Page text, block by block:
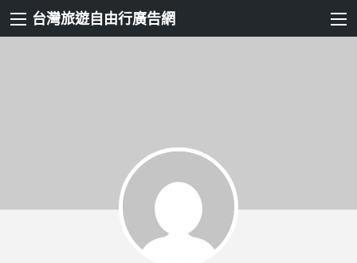
台灣旅遊自由行廣告網